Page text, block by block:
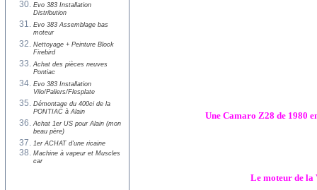
Evo 383 Installation
Distribution
Evo 383 Assemblage bas
moteur
Nettoyage + Peinture Block
Firebird
Achat des pièces neuves
Pontiac
Evo 383 Installation
Vilo/Paliers/Flesplate
Démontage du 400ci de la
PONTIAC à Alain
Achat 1er US pour Alain (mon
beau père)
1er ACHAT d'une ricaine
Machine à vapeur et Muscles
car
Une Camaro Z28 de 1980
Le moteur de la